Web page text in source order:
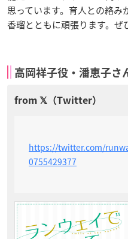
思っています。育人との絡み
香瑠とともに頑張ります。ぜ
高岡祥子役・潘恵子さ
https://twitter.com/
0755429377